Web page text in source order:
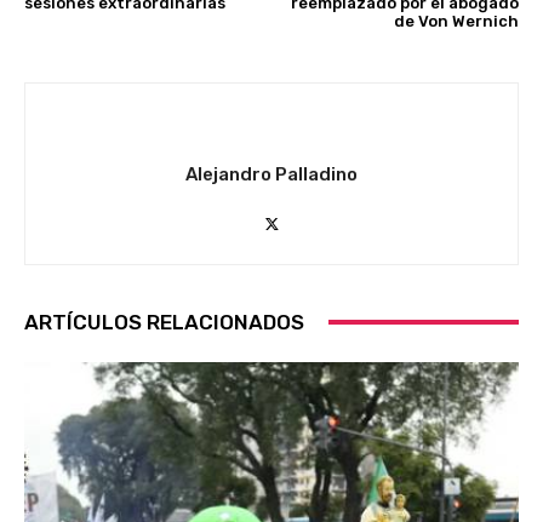
de Von Wernich
Alejandro Palladino
ARTÍCULOS RELACIONADOS